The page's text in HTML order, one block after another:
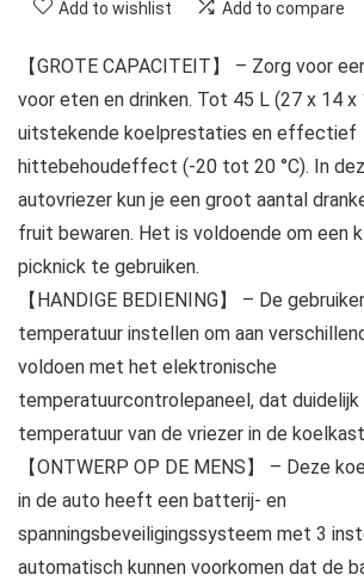
Add to wishlist Add to compare
【GROTE CAPACITEIT】 – Zorg voor
voor eten en drinken. Tot 45 L (27 x 14 x
uitstekende koelprestaties en effectief
hittebehoudeffect (-20 tot 20 °C). In
autovriezer kun je een groot aantal
fruit bewaren. Het is voldoende om een
picknick te gebruiken.
【HANDIGE BEDIENING】 – De
temperatuur instellen om aan
voldoen met het elektronische
temperatuurcontrolepaneel, dat duidelijk
temperatuur van de vriezer in de
【ONTWERP OP DE MENS】 – Deze
in de auto heeft een batterij- en
spanningsbeveiligingssysteem met 3
automatisch kunnen voorkomen dat de